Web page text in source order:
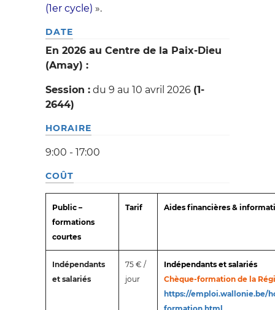
(1er cycle) ».
DATE
En 2026 au Centre de la Paix-Dieu
(Amay) :
Session : du 9 au 10 avril 2026 (1-
2644)
HORAIRE
9:00 - 17:00
COÛT
Public –
formations
courtes
Tarif Aides financières &
Indépendants
et salariés
75 € /
jour
Indépendants et salariés
Chèque-formation de la
https://emploi.wallonie.be/